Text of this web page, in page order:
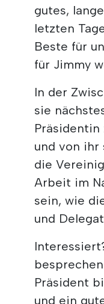
gutes,
letzten
Beste für
für Jimmy
In der
sie
und von ihr
die
Arbeit im
sein, wie
und
Präsident
und ein